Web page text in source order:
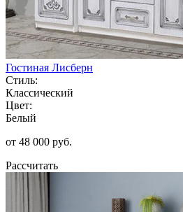
Гостиная Лисберн
Стиль:
Классический
Цвет:
Белый
от 48 000 руб.
Рассчитать